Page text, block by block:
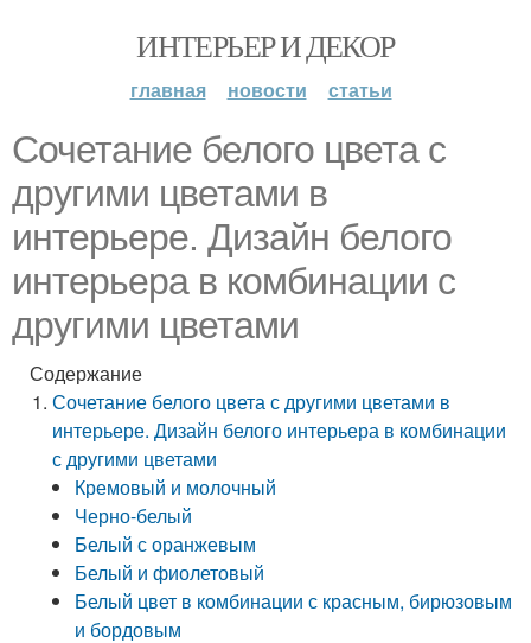
ИНТЕРЬЕР И ДЕКОР
главная новости статьи
Сочетание белого цвета с
другими цветами в
интерьере. Дизайн белого
интерьера в комбинации с
другими цветами
Содержание
Сочетание белого цвета с другими цветами в
интерьере. Дизайн белого интерьера в комбинации
с другими цветами
Кремовый и молочный
Черно-белый
Белый с оранжевым
Белый и фиолетовый
Белый цвет в комбинации с красным, бирюзовым
и бордовым